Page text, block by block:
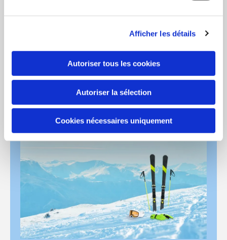
Afficher les détails
Autoriser tous les cookies
Autoriser la sélection
Cookies nécessaires uniquement
Chaussures